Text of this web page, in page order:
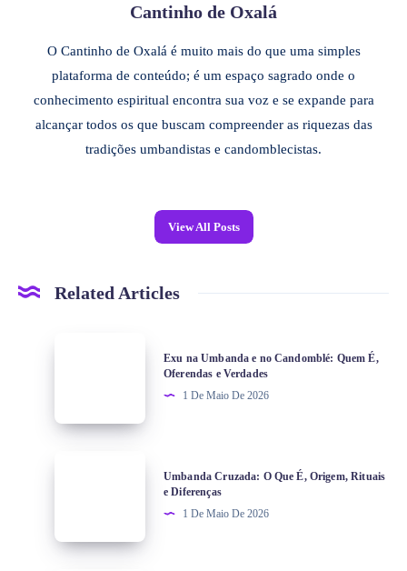
Cantinho de Oxalá
O Cantinho de Oxalá é muito mais do que uma simples
plataforma de conteúdo; é um espaço sagrado onde o
conhecimento espiritual encontra sua voz e se expande para
alcançar todos os que buscam compreender as riquezas das
tradições umbandistas e candomblecistas.
View All Posts
Related Articles
Exu na Umbanda e no Candomblé: Quem É,
Oferendas e Verdades
1 De Maio De 2026
Umbanda Cruzada: O Que É, Origem, Rituais
e Diferenças
1 De Maio De 2026